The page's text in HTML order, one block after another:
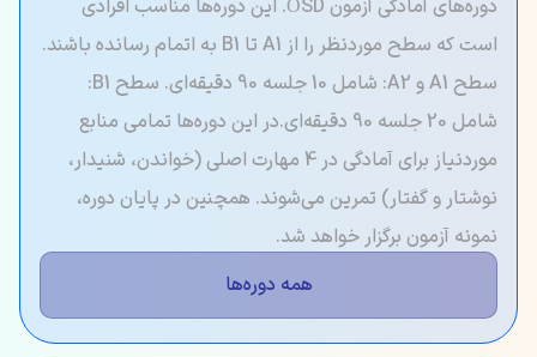
دوره‌های آمادگی آزمون ÖSD. این دوره‌ها مناسب افرادی
است که سطح موردنظر را از A1 تا B1 به اتمام رسانده باشند.
سطح A1 و A2: شامل 10 جلسه 90 دقیقه‌ای. سطح B1:
شامل 20 جلسه 90 دقیقه‌ای.در این دوره‌ها تمامی منابع
موردنیاز برای آمادگی در 4 مهارت اصلی (خواندن، شنیدار،
نوشتار و گفتار) تمرین می‌شوند. همچنین در پایان دوره،
نمونه آزمون برگزار خواهد شد.
همه دوره‌ها